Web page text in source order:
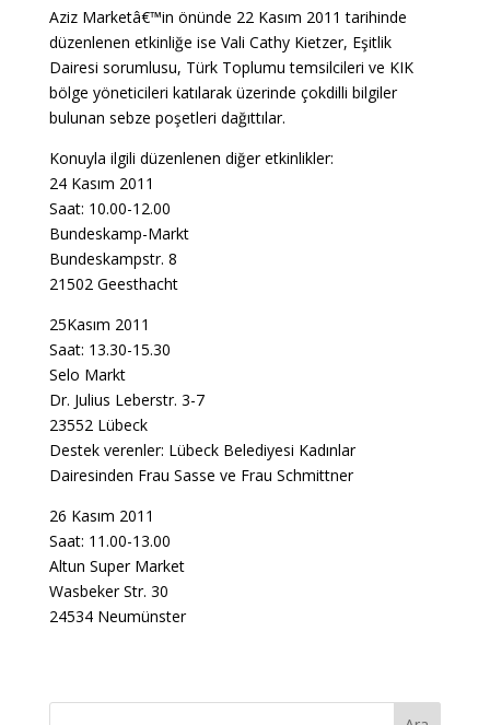
Aziz Marketâ€™in önünde 22 Kasım 2011 tarihinde
düzenlenen etkinliğe ise Vali Cathy Kietzer, Eşitlik
Dairesi sorumlusu, Türk Toplumu temsilcileri ve KIK
bölge yöneticileri katılarak üzerinde çokdilli bilgiler
bulunan sebze poşetleri dağıttılar.
Konuyla ilgili düzenlenen diğer etkinlikler:
24 Kasım 2011
Saat: 10.00-12.00
Bundeskamp-Markt
Bundeskampstr. 8
21502 Geesthacht
25Kasım 2011
Saat: 13.30-15.30
Selo Markt
Dr. Julius Leberstr. 3-7
23552 Lübeck
Destek verenler: Lübeck Belediyesi Kadınlar
Dairesinden Frau Sasse ve Frau Schmittner
26 Kasım 2011
Saat: 11.00-13.00
Altun Super Market
Wasbeker Str. 30
24534 Neumünster